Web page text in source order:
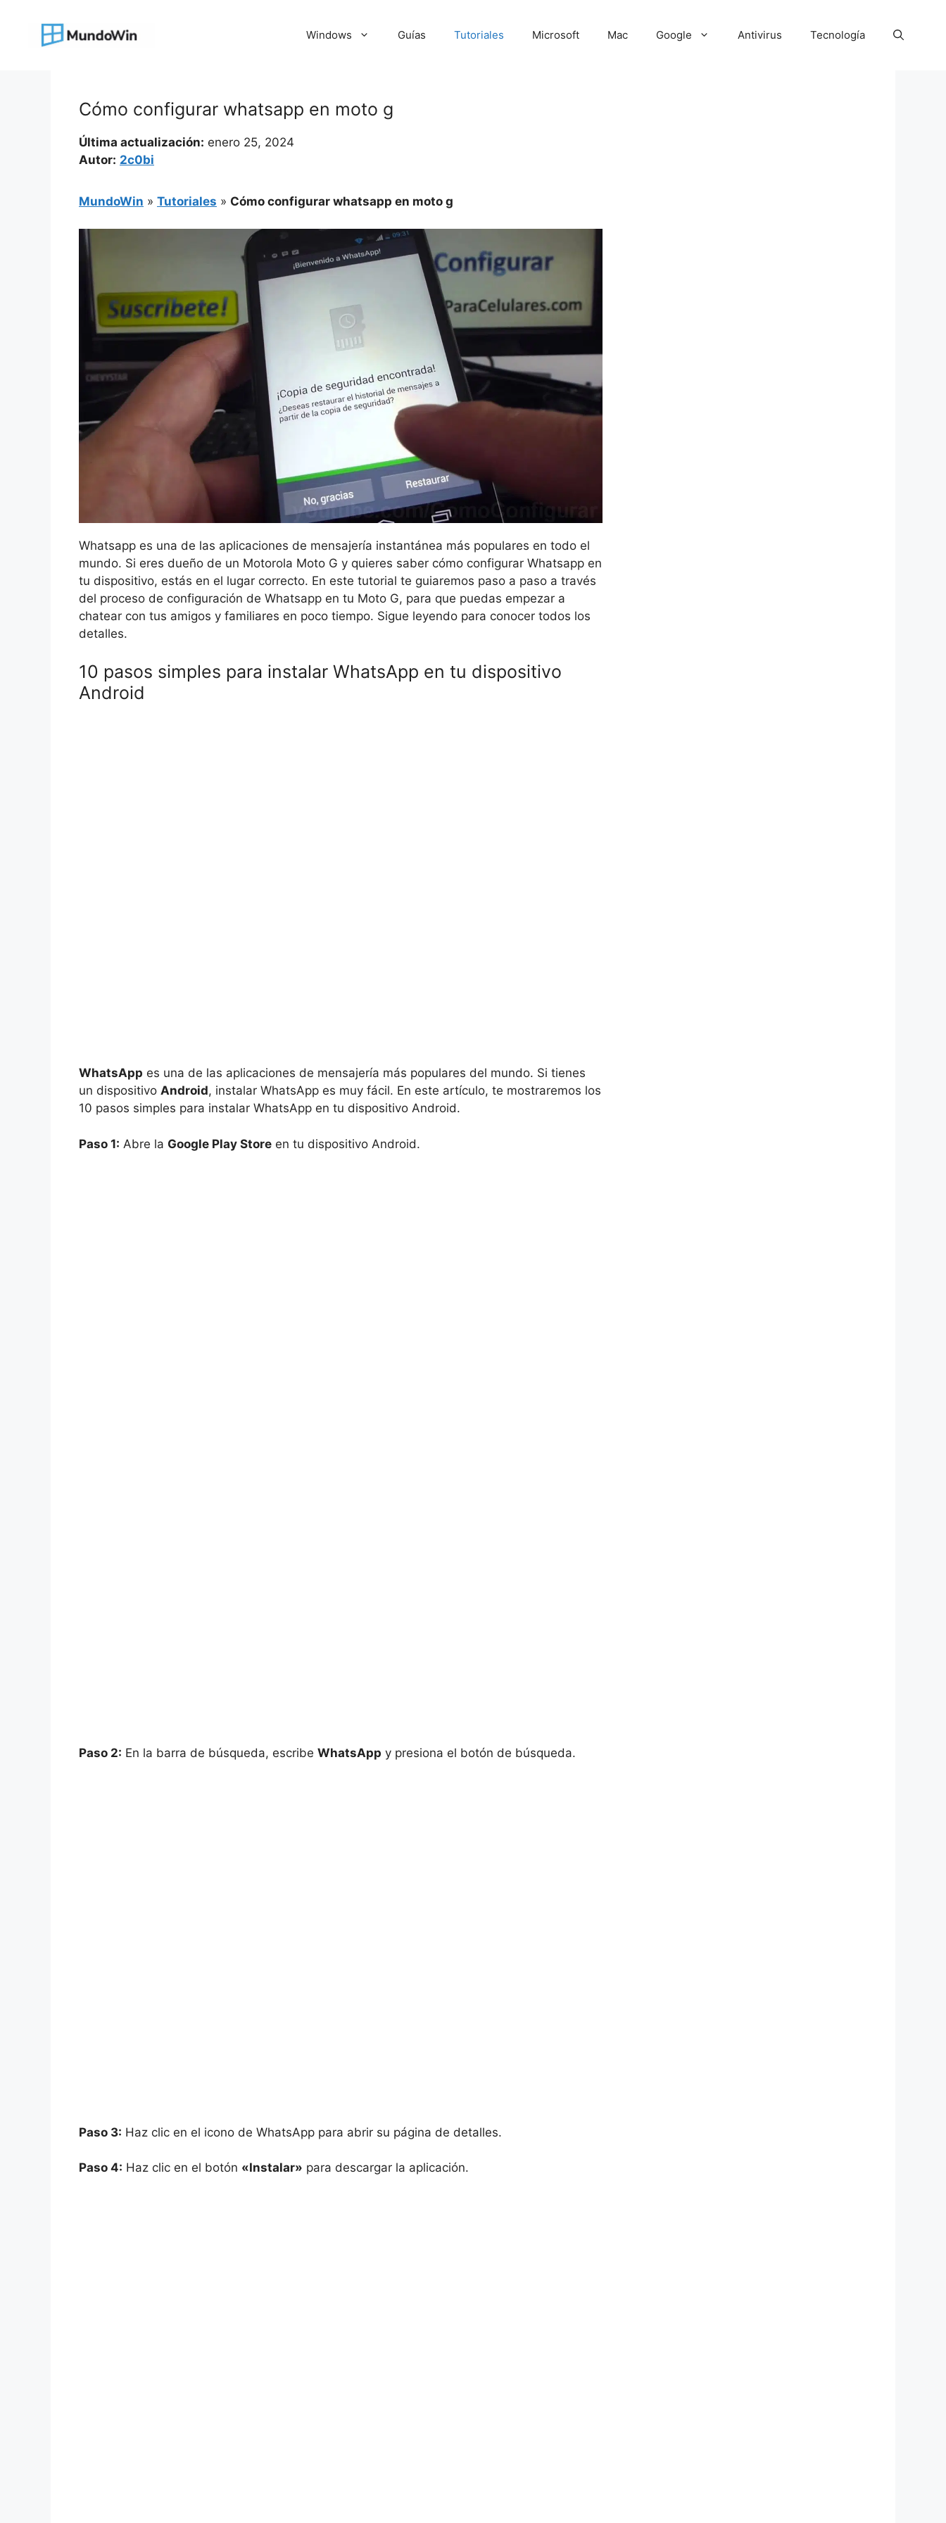
contenido
Windows Guías Tutoriales Microsoft Mac Google Antivirus Tecnología
Cómo configurar whatsapp en moto g
Última actualización: enero 25, 2024
Autor: 2c0bi
MundoWin » Tutoriales » Cómo configurar whatsapp en moto g
Whatsapp es una de las aplicaciones de mensajería instantánea más populares en todo el
mundo. Si eres dueño de un Motorola Moto G y quieres saber cómo configurar Whatsapp en
tu dispositivo, estás en el lugar correcto. En este tutorial te guiaremos paso a paso a través
del proceso de configuración de Whatsapp en tu Moto G, para que puedas empezar a
chatear con tus amigos y familiares en poco tiempo. Sigue leyendo para conocer todos los
detalles.
10 pasos simples para instalar WhatsApp en tu dispositivo
Android
WhatsApp es una de las aplicaciones de mensajería más populares del mundo. Si tienes
un dispositivo Android, instalar WhatsApp es muy fácil. En este artículo, te mostraremos los
10 pasos simples para instalar WhatsApp en tu dispositivo Android.
Paso 1: Abre la Google Play Store en tu dispositivo Android.
Paso 2: En la barra de búsqueda, escribe WhatsApp y presiona el botón de búsqueda.
Paso 3: Haz clic en el icono de WhatsApp para abrir su página de detalles.
Paso 4: Haz clic en el botón «Instalar» para descargar la aplicación.